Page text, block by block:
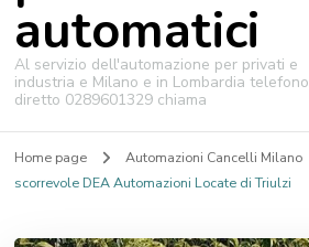
automatici
Al servizio dell'automazione per privati e
industria e Milano e in Lombardia telefono
diretto 0289601329 chiama
Home page Automazioni Cancelli Milano
scorrevole DEA Automazioni Locate di Triulzi